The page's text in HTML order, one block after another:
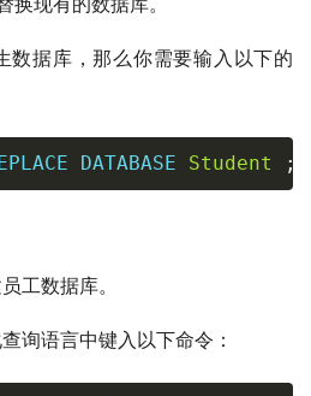
数据库，那么你需要输入以下的
DATABASE Student ;
工数据库。
询语言中键入以下命令：